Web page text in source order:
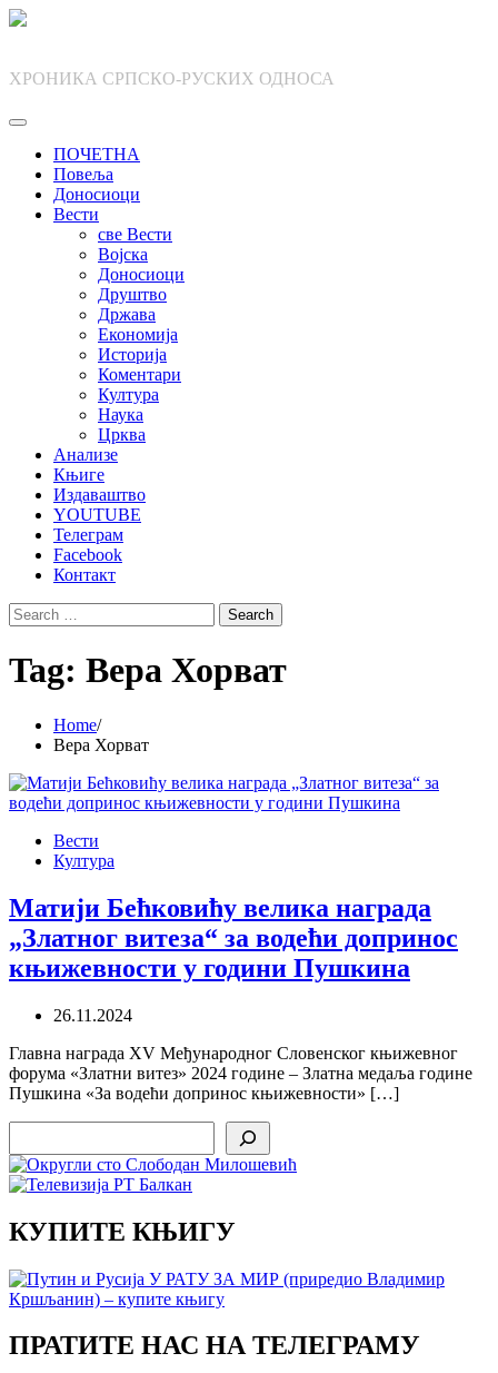
Skip
ХРОНИКА СРПСКО-РУСКИХ ОДНОСА
ПОЧЕТНА
Повеља
Доносиоци
Вести
све Вести
Војска
Доносиоци
Друштво
Држава
Економија
Историја
Коментари
Култура
Наука
Црква
Анализе
Књиге
Издаваштво
YOUTUBE
Телеграм
Facebook
Контакт
Search
for:
Tag: Вера Хорват
Home
Вера Хорват
Вести
Култура
Матији Бећковићу велика награда
„Златног витеза“ за водећи допринос
књижевности у години Пушкина
26.11.2024
Главна награда XV Међународног Словенског књижевног
форума «Златни витез» 2024 године – Златна медаља године
Пушкина «За водећи допринос књижевности» […]
КУПИТЕ КЊИГУ
ПРАТИТЕ НАС НА ТЕЛЕГРАМУ